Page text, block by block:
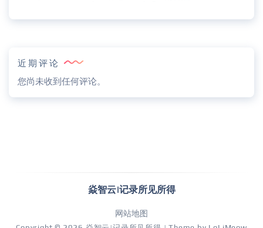
近期评论
您尚未收到任何评论。
焱智云|记录所见所得
网站地图